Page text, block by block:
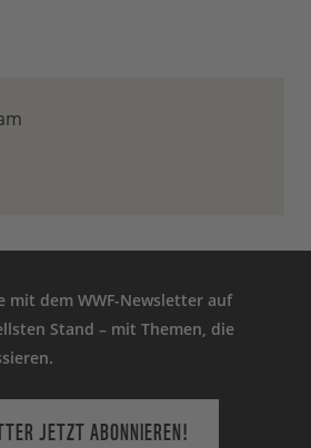
mit dem WWF-Newsletter auf
Stand – mit Themen, die
JETZT ABONNIEREN!